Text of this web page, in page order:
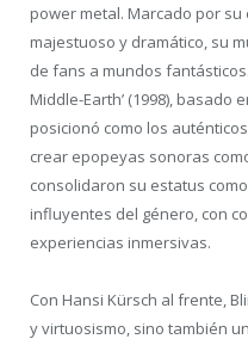
power metal. Marcado por
majestuoso y dramático, su
de fans a mundos
Middle-Earth’ (1998), basado
posicionó como los
crear epopeyas sonoras
consolidaron su estatus
influyentes del género, con
experiencias inmersivas.
Con Hansi Kürsch al frente,
y virtuosismo, sino también